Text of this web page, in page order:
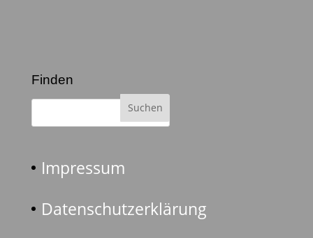
Finden
Impressum
Datenschutzerklärung